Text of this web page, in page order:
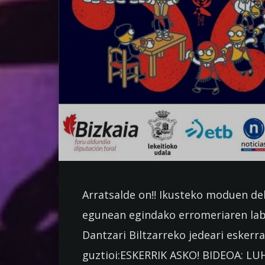
Arratsalde on!! Ikusteko moduen
egunean egindako erromeriaren
Dantzari Biltzarreko jedeari
guztioi:ESKERRIK ASKO! BIDEOA: